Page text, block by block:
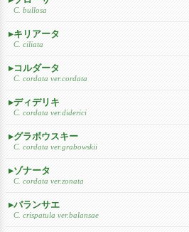
C. bullosa
キリアータ
C. ciliata
コルダータ
C. cordata ver.cordata
ディデリキ
C. cordata ver.diderici
グラボウスキー
C. cordata ver.grabowskii
ゾナータ
C. cordata ver.zonata
バランサエ
C. crispatula ver.balansae